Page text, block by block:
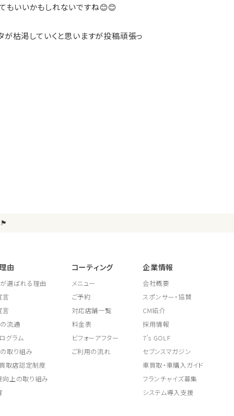
もいいかもしれないですね😊😊
が枯渇していくと思いますが投稿頑張っ
由
選ばれる理由
言
言
流通
グラム
取り組み
取店認定制度
上の取り組み
コーティング
メニュー
ご予約
対応店舗一覧
料金表
ビフォーアフター
ご利用の流れ
企業情報
会社概要
スポンサー・協賛
CM紹介
採用情報
7's GOLF
セブンスマガジン
車買取・車購入ガイド
フランチャイズ募集
システム導入支援